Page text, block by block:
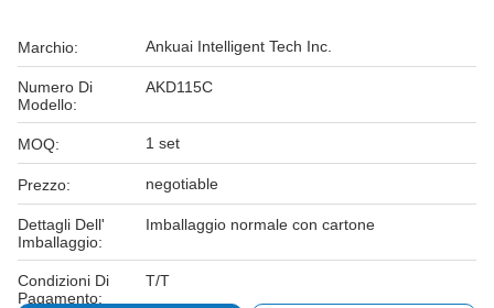
Marchio: Ankuai Intelligent Tech Inc.
Numero Di
Modello:
AKD115C
MOQ: 1 set
Prezzo: negotiable
Dettagli Dell'
Imballaggio:
Imballaggio normale con cartone
Condizioni Di
Pagamento:
T/T